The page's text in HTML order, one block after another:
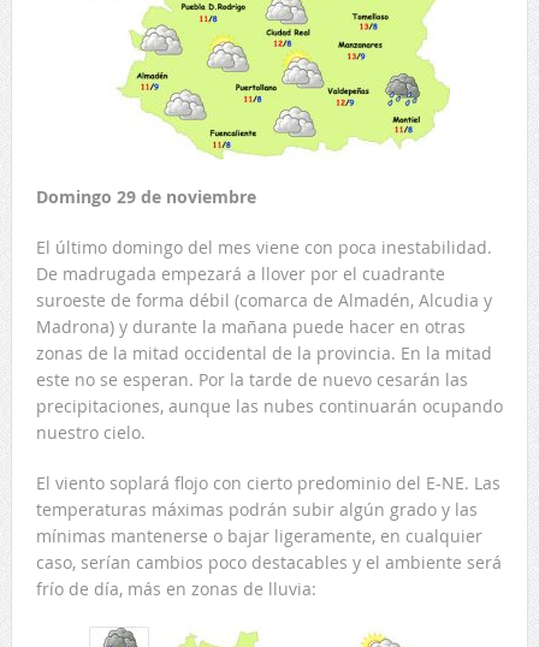
Domingo 29 de noviembre
El último domingo del mes viene con poca inestabilidad.
De madrugada empezará a llover por el cuadrante
suroeste de forma débil (comarca de Almadén, Alcudia y
Madrona) y durante la mañana puede hacer en otras
zonas de la mitad occidental de la provincia. En la mitad
este no se esperan. Por la tarde de nuevo cesarán las
precipitaciones, aunque las nubes continuarán ocupando
nuestro cielo.
El viento soplará flojo con cierto predominio del E-NE. Las
temperaturas máximas podrán subir algún grado y las
mínimas mantenerse o bajar ligeramente, en cualquier
caso, serían cambios poco destacables y el ambiente será
frío de día, más en zonas de lluvia: